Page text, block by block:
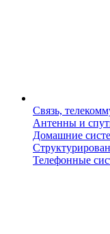
Связь,
Антенны и
Домашние
Телефонные